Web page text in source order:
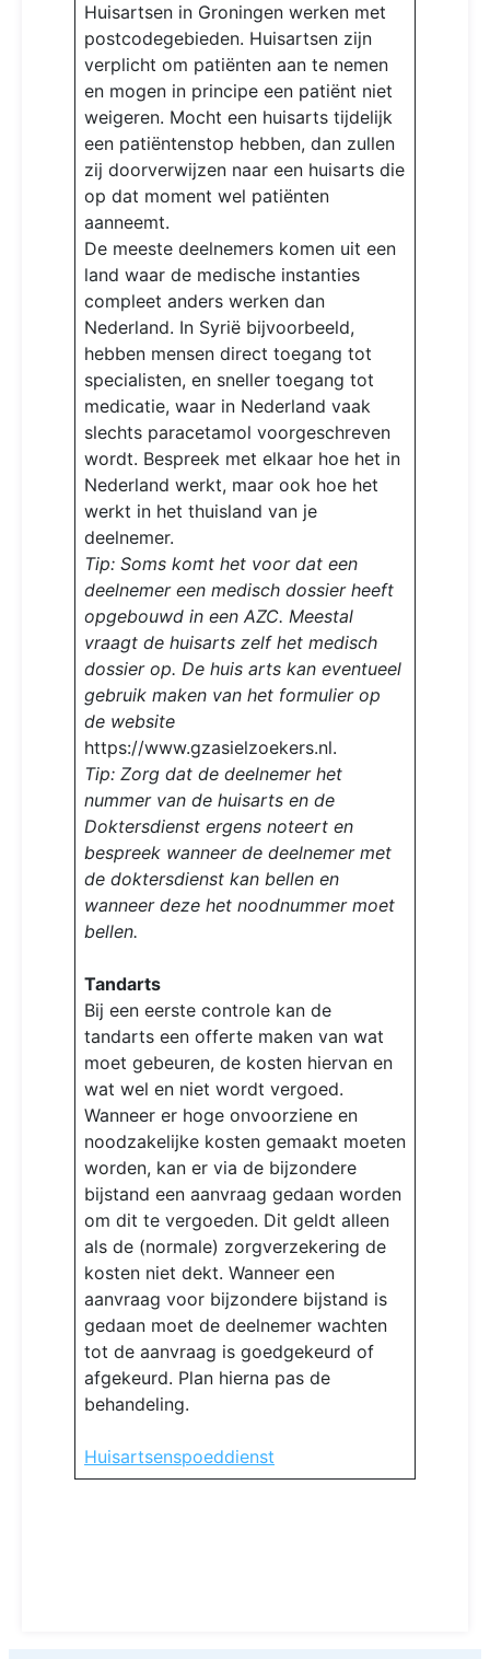
Huisartsen in Groningen werken met
postcodegebieden. Huisartsen zijn
verplicht om patiënten aan te nemen
en mogen in principe een patiënt niet
weigeren. Mocht een huisarts tijdelijk
een patiëntenstop hebben, dan zullen
zij doorverwijzen naar een huisarts die
op dat moment wel patiënten
aanneemt.
De meeste deelnemers komen uit een
land waar de medische instanties
compleet anders werken dan
Nederland. In Syrië bijvoorbeeld,
hebben mensen direct toegang tot
specialisten, en sneller toegang tot
medicatie, waar in Nederland vaak
slechts paracetamol voorgeschreven
wordt. Bespreek met elkaar hoe het in
Nederland werkt, maar ook hoe het
werkt in het thuisland van je
deelnemer.
Tip: Soms komt het voor dat een
deelnemer een medisch dossier heeft
opgebouwd in een AZC. Meestal
vraagt de huisarts zelf het medisch
dossier op. De huis arts kan eventueel
gebruik maken van het formulier op
de website
https://www.gzasielzoekers.nl.
Tip: Zorg dat de deelnemer het
nummer van de huisarts en de
Doktersdienst ergens noteert en
bespreek wanneer de deelnemer met
de doktersdienst kan bellen en
wanneer deze het noodnummer moet
bellen.
Tandarts
Bij een eerste controle kan de
tandarts een offerte maken van wat
moet gebeuren, de kosten hiervan en
wat wel en niet wordt vergoed.
Wanneer er hoge onvoorziene en
noodzakelijke kosten gemaakt moeten
worden, kan er via de bijzondere
bijstand een aanvraag gedaan worden
om dit te vergoeden. Dit geldt alleen
als de (normale) zorgverzekering de
kosten niet dekt. Wanneer een
aanvraag voor bijzondere bijstand is
gedaan moet de deelnemer wachten
tot de aanvraag is goedgekeurd of
afgekeurd. Plan hierna pas de
behandeling.
Huisartsenspoeddienst